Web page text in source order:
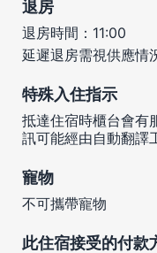
退房
退房時間：11:00
延遲退房需視供應情
特殊入住指示
抵達住宿時櫃台會有
訊可能經由自動翻譯
寵物
不可攜帶寵物
此住宿接受的付款